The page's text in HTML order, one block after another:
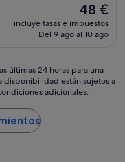
El
precio
actual
48 €
48 €
incluye tasas e impuestos
Del 9 ago al 10 ago
últimas 24 horas para una
disponibilidad están sujetos a
adicionales.